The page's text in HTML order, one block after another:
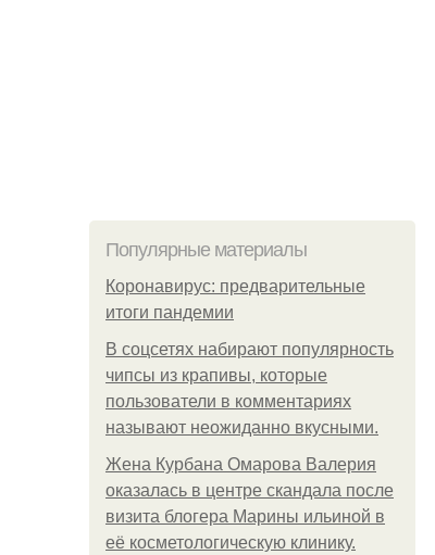
Популярные материалы
Коронавирус: предварительные
итоги пандемии
В соцсетях набирают популярность
чипсы из крапивы, которые
пользователи в комментариях
называют неожиданно вкусными.
Жена Курбана Омарова Валерия
оказалась в центре скандала после
визита блогера Марины ильиной в
её косметологическую клинику.